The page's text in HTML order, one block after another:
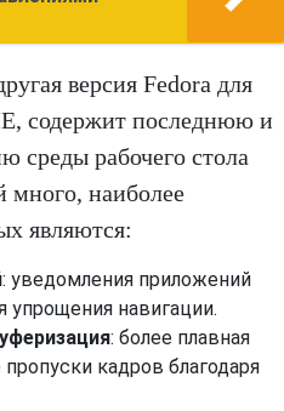
версия Fedora для
содержит последнюю и
среды рабочего стола
наиболее
являются:
: уведомления приложений
упрощения навигации.
: более плавная
кадров благодаря